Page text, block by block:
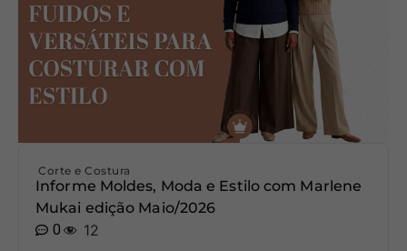
Corte e Costura
Informe Moldes, Moda e Estilo com Marlene
Mukai edição Maio/2026
0
12